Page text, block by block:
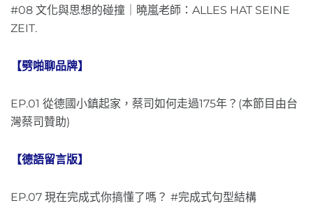
#08 文化與思想的碰撞｜曉嵐老師：ALLES HAT SEINE
ZEIT.
【劈啪聊品牌】
EP.01 從德國小鎮起家，蔡司如何走過175年？(本節目由台
灣蔡司贊助)
【德語留言版】
EP.07 現在完成式你搞懂了嗎？ #完成式句型結構